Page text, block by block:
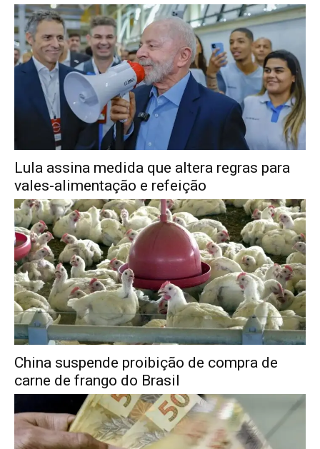
Lula assina medida que altera regras para
vales-alimentação e refeição
China suspende proibição de compra de
carne de frango do Brasil